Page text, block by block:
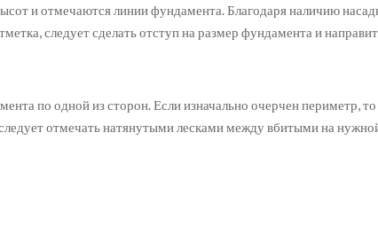
и отмечаются линии фундамента. Благодаря наличию
следует сделать отступ на размер фундамента и
по одной из сторон. Если изначально очерчен периметр,
отмечать натянутыми лесками между вбитыми на